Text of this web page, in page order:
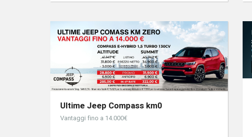
Ultime Jeep Compass km0
Vantaggi fino a 14.000€